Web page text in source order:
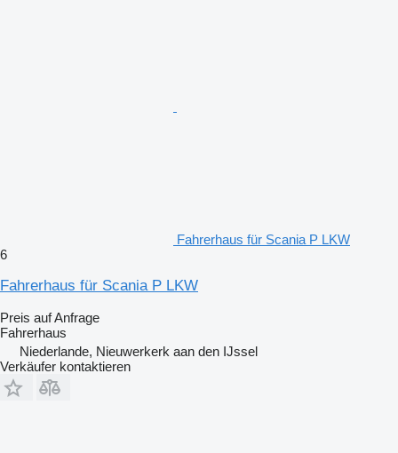
Fahrerhaus für Scania P LKW
6
Fahrerhaus für Scania P LKW
Preis auf Anfrage
Fahrerhaus
Niederlande, Nieuwerkerk aan den IJssel
Verkäufer kontaktieren